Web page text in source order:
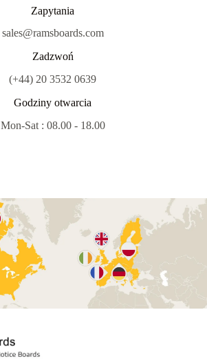
Zapytania
sales@ramsboards.com
Zadzwoń
(+44) 20 3532 0639
Godziny otwarcia
Mon-Sat : 08.00 - 18.00